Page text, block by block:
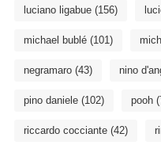
luciano ligabue(156)
michael bublé(101)
negramaro(43) nino
pino daniele(102) pooh
riccardo cocciante(42)